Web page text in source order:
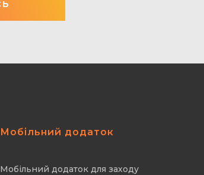
Мобільний додаток
Мобільний додаток для заходу